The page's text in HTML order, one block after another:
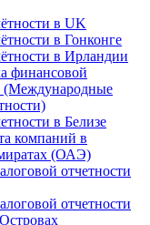
в UK
в Гонконге
в Ирландии
финансовой
(Международные
в Белизе
компаний в
(ОАЭ)
отчетности
отчетности